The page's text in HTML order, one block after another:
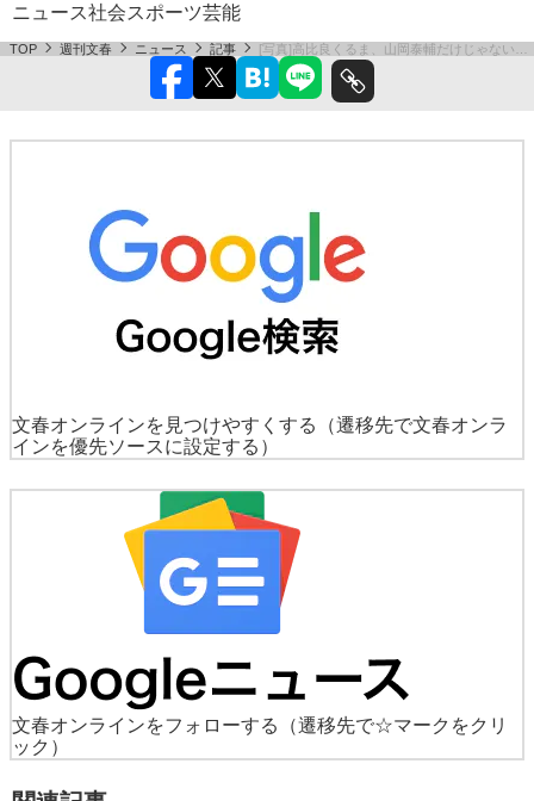
ニュース社会スポーツ芸能
TOP 週刊文春 ニュース 記事 [写真]高比良くるま、山岡泰輔だけじゃない
文春オンラインを見つけやすくする
（遷移先で文春オンラ
インを優先ソースに設定する）
文春オンラインをフォローする
（遷移先で☆マークをクリ
ック）